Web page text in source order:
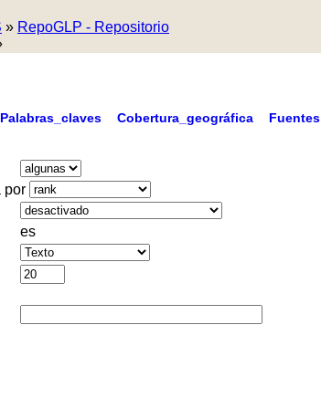
» RepoGLP - Repositorio
Palabras_claves Cobertura_geográfica Fuentes
por
es